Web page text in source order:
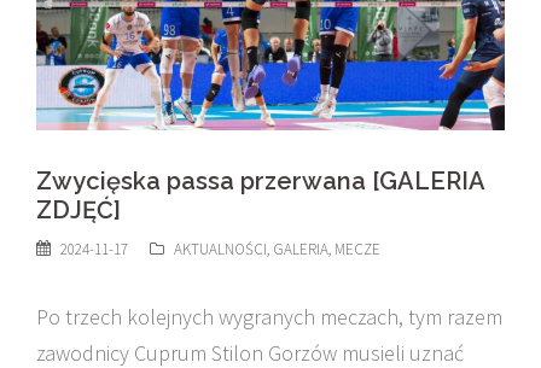
Zwycięska passa przerwana [GALERIA
ZDJĘĆ]
2024-11-17 AKTUALNOŚCI, GALERIA, MECZE
Po trzech kolejnych wygranych meczach, tym razem
zawodnicy Cuprum Stilon Gorzów musieli uznać